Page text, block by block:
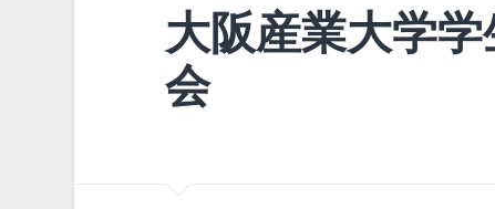
大阪産業大学
会